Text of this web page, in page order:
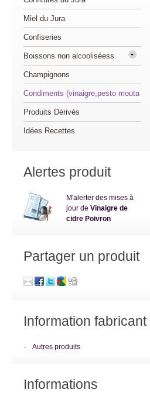
Miel du Jura
Confiseries
Boissons non alcooliséess
Champignons
Condiments (vinaigre,pesto mouta
Produits Dérivés
Idées Recettes
Alertes produit
M'alerter des mises à
jour de Vinaigre de
cidre Poivron
Partager un produit
Information fabricant
- Autres produits
Informations